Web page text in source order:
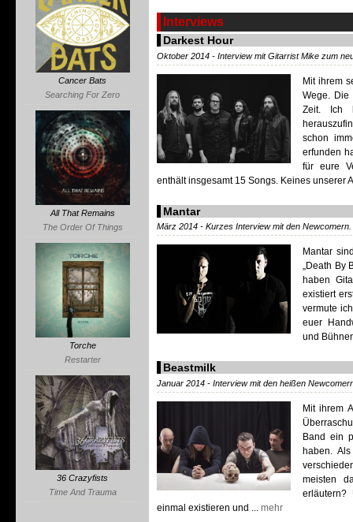
Cancer Bats
Searching For Zero
All That Remains
The Order Of Things
Torche
Restarter
36 Crazyfists
Time And Trauma
Interviews
Darkest Hour
Oktober 2014 - Interview mit Gitarrist Mike zum
Mit ihrem
Wege. Die
Zeit. Ich
schon
erfunden
für eure
enthält insgesamt 15 Songs. Keines unserer
Mantar
März 2014 - Kurzes Interview mit den Newcomern.
Mantar
„Death By
haben
existiert
vermute
euer
und
Beastmilk
Januar 2014 - Interview mit den heißen
Mit ihrem
Band ein
haben.
meisten
erläutern?
einmal existieren und ...
mehr